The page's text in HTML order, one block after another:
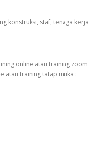
konstruksi, staf, tenaga kerja
online atau training zoom
atau training tatap muka :